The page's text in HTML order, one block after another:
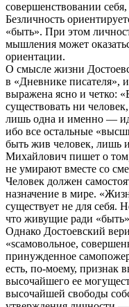
совершенствовании
Безличность
«быть». При этом
мышления может
ориентации.
О смысле жизни
в «Дневнике писателя»,
выражена ясно и четко:
существовать ни
лишь одна и именно —
ибо все остальные
быть жив человек, лишь
Михайлович пишет о
не умирают вместе со
Человек должен
назначение в мире.
существует не для себя.
что живущие ради
Однако Достоевский
«ѕсамовольное,
принужденное
есть, по-моему, признак
высочайшего ее
высочайшей свободы